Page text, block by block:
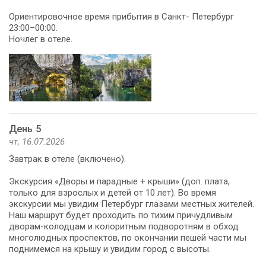
Ориентировочное время прибытия в Санкт- Петербург
23:00–00:00.
Ночлег в отеле.
День 5
чт, 16.07.2026
Завтрак в отеле (включено).
Экскурсия «Дворы и парадные + крыши» (доп. плата,
только для взрослых и детей от 10 лет). Во время
экскурсии мы увидим Петербург глазами местных жителей.
Наш маршрут будет проходить по тихим причудливым
дворам-колодцам и колоритным подворотням в обход
многолюдных проспектов, по окончании пешей части мы
поднимемся на крышу и увидим город с высоты.